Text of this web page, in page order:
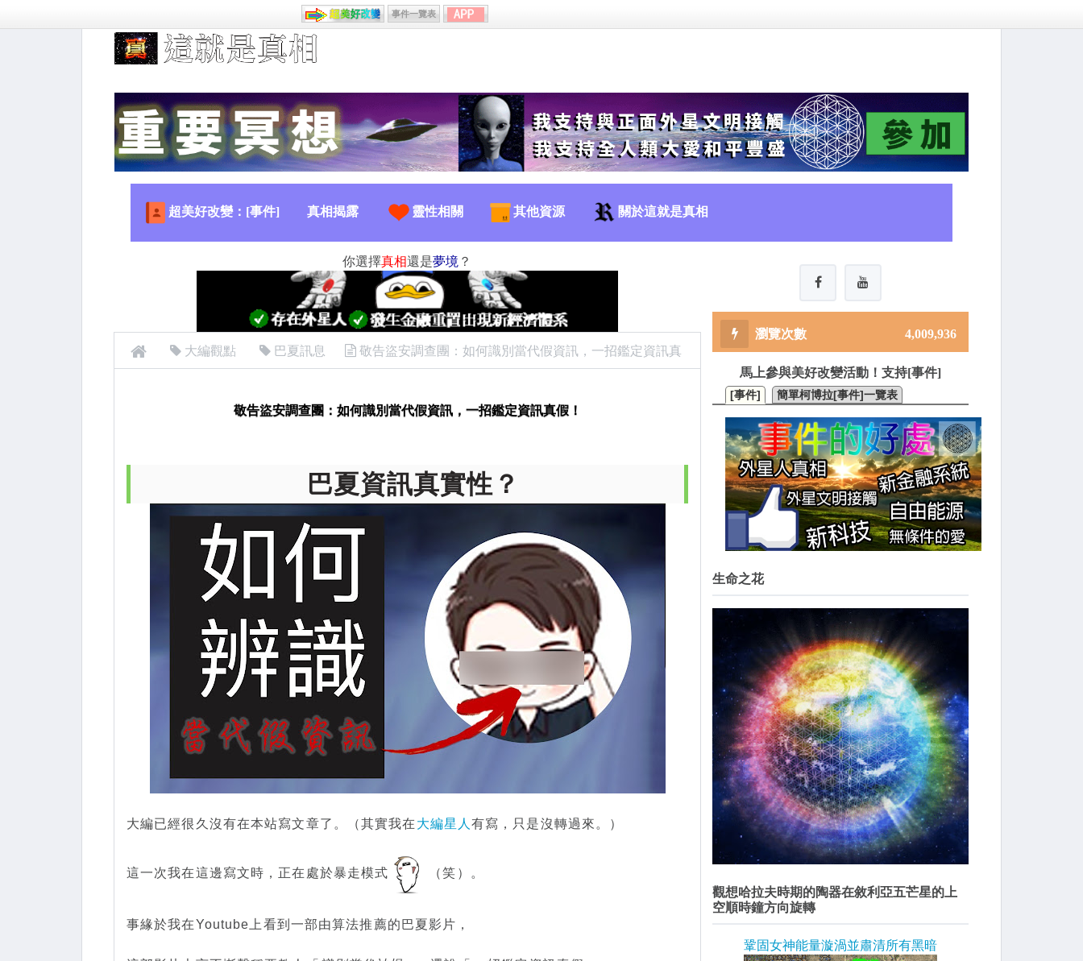
事件一覽表
超美好改變：[事件] 真相揭露 靈性相關 其他資源 關於這就是真相
你選擇真相還是夢境 ？
大編觀點 巴夏訊息 敬告盜安調查團：如何識別當代假資訊，一招鑑定資訊真
敬告盜安調查團：如何識別當代假資訊，一招鑑定資訊真假！
巴夏資訊真實性？
大編已經很久沒有在本站寫文章了。（其實我在 大編星人有寫，只是沒轉過來。）
這一次我在這邊寫文時，正在處於暴走模式 （笑）。
事緣於我在Youtube上看到一部由算法推薦的巴夏影片，
4,009,936
馬上參與美好改變活動！支持[事件]
[事件] 簡單柯博拉[事件]一覽表
生命之花
觀想哈拉夫時期的陶器在敘利亞五芒星的上
空順時鐘方向旋轉
鞏固女神能量漩渦並肅清所有黑暗